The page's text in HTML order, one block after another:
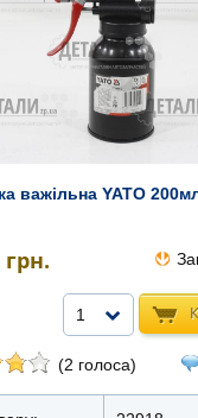
важільна YATO
грн.
1
(2 голоса)